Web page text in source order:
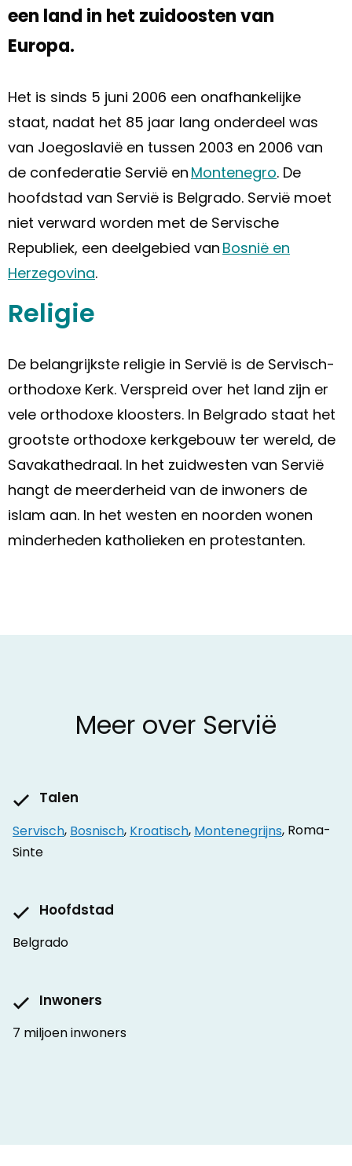
een land in het zuidoosten van
Europa.
Het is sinds 5 juni 2006 een onafhankelijke
staat, nadat het 85 jaar lang onderdeel was
van Joegoslavië en tussen 2003 en 2006 van
de confederatie Servië en Montenegro. De
hoofdstad van Servië is Belgrado. Servië moet
niet verward worden met de Servische
Republiek, een deelgebied van Bosnië en
Herzegovina.
Religie
De belangrijkste religie in Servië is de Servisch-
orthodoxe Kerk. Verspreid over het land zijn er
vele orthodoxe kloosters. In Belgrado staat het
grootste orthodoxe kerkgebouw ter wereld, de
Savakathedraal. In het zuidwesten van Servië
hangt de meerderheid van de inwoners de
islam aan. In het westen en noorden wonen
minderheden katholieken en protestanten.
Meer over Servië
Talen
Servisch, Bosnisch, Kroatisch, Montenegrijns, Roma-
Sinte
Hoofdstad
Belgrado
Inwoners
7 miljoen inwoners